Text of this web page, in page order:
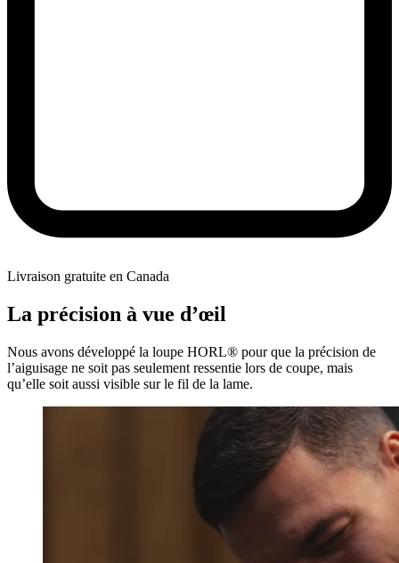
Livraison gratuite en Canada
La précision à vue d’œil
Nous avons développé la loupe HORL® pour que la précision de
l’aiguisage ne soit pas seulement ressentie lors de coupe, mais
qu’elle soit aussi visible sur le fil de la lame.